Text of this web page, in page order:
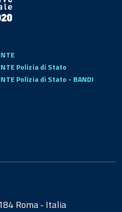
Polizia di Stato
Polizia di Stato - BANDI
Roma - Italia